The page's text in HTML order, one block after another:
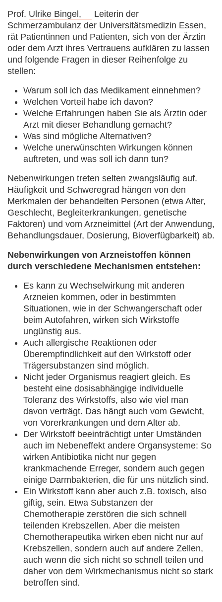
Prof. Ulrike Bingel,
Leiterin der
Schmerzambulanz der Universitätsmedizin Essen,
rät Patientinnen und Patienten, sich von der Ärztin
oder dem Arzt ihres Vertrauens aufklären zu lassen
und folgende Fragen in dieser Reihenfolge zu
stellen:
Warum soll ich das Medikament einnehmen?
Welchen Vorteil habe ich davon?
Welche Erfahrungen haben Sie als Ärztin oder
Arzt mit dieser Behandlung gemacht?
Was sind mögliche Alternativen?
Welche unerwünschten Wirkungen können
auftreten, und was soll ich dann tun?
Nebenwirkungen treten selten zwangsläufig auf.
Häufigkeit und Schweregrad hängen von den
Merkmalen der behandelten Personen (etwa Alter,
Geschlecht, Begleiterkrankungen, genetische
Faktoren) und vom Arzneimittel (Art der Anwendung,
Behandlungsdauer, Dosierung, Bioverfügbarkeit) ab.
Nebenwirkungen von Arzneistoffen können
durch verschiedene Mechanismen entstehen:
Es kann zu Wechselwirkung mit anderen
Arzneien kommen, oder in bestimmten
Situationen, wie in der Schwangerschaft oder
beim Autofahren, wirken sich Wirkstoffe
ungünstig aus.
Auch allergische Reaktionen oder
Überempfindlichkeit auf den Wirkstoff oder
Trägersubstanzen sind möglich.
Nicht jeder Organismus reagiert gleich. Es
besteht eine dosisabhängige individuelle
Toleranz des Wirkstoffs, also wie viel man
davon verträgt. Das hängt auch vom Gewicht,
von Vorerkrankungen und dem Alter ab.
Der Wirkstoff beeinträchtigt unter Umständen
auch im Nebeneffekt andere Organsysteme: So
wirken Antibiotika nicht nur gegen
krankmachende Erreger, sondern auch gegen
einige Darmbakterien, die für uns nützlich sind.
Ein Wirkstoff kann aber auch z.B. toxisch, also
giftig, sein. Etwa Substanzen der
Chemotherapie zerstören die sich schnell
teilenden Krebszellen. Aber die meisten
Chemotherapeutika wirken eben nicht nur auf
Krebszellen, sondern auch auf andere Zellen,
auch wenn die sich nicht so schnell teilen und
daher von dem Wirkmechanismus nicht so stark
betroffen sind.